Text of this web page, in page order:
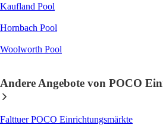
Kaufland Pool
Hornbach Pool
Woolworth Pool
Andere Angebote von POCO
Falttuer POCO Einrichtungsmärkte